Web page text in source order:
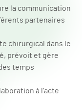
la communication
partenaires
chirurgical dans le
prévoit et gère
temps
à l'acte